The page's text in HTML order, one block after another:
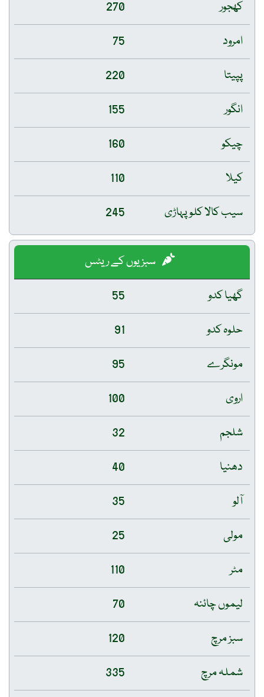
کھجور
270
امرود
75
پپیتا
220
انگور
155
چیکو
160
کیلا
110
سیب کالا کلو پہاڑی
245
سبزیوں کے ریٹس
گھیا کدو
55
حلوہ کدو
91
مونگرے
95
اروی
100
شلجم
32
دھنیا
40
آلو
35
مولی
25
مٹر
110
لیموں چائنہ
70
سبز مرچ
120
شملہ مرچ
335